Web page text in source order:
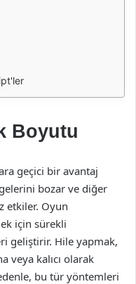
Boyutu
geçici bir avantaj
bozar ve diğer
etkiler. Oyun
için sürekli
geliştirir. Hile yapmak,
veya kalıcı olarak
bu tür yöntemleri